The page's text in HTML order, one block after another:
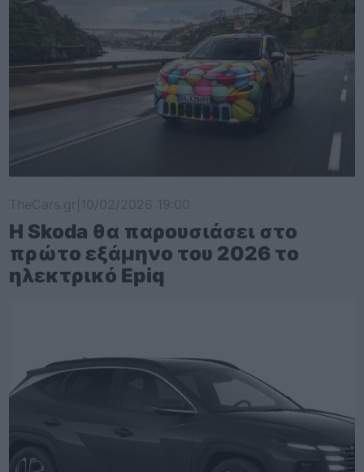
Η Skoda θα παρουσιάσει στο
πρώτο εξάμηνο του 2026 το
ηλεκτρικό Epiq